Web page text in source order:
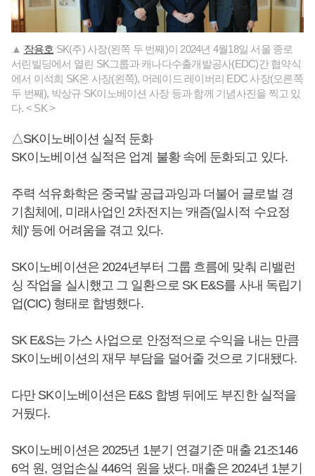
▲ 장용호 SK(주) 사장(왼쪽 두 번째)이 2024년 4월18일 서울 종로
서린빌딩에서 열린 SK그룹과 캐나다수출개발공사(EDC)간 협약식
에서 이석희 SK온 사장(왼쪽), 머레이드 레이버리 EDC 사장(오른쪽
두 번째), 박상규 SK이노베이션 사장 등과 함께 기념사진을 찍고 있
다. < SK >
△SK이노베이션 실적 둔화
SK이노베이션 실적은 업계 불황 속에 둔화되고 있다.
주력 석유화학은 중국발 공급과잉과 더불어 글로벌 경
기침체에, 미래사업인 2차전지는 '캐즘(일시적 수요정
체)' 등에 어려움을 겪고 있다.
SK이노베이션은 2024년부터 그룹 흐름에 맞춰 리밸런
싱 작업을 실시했고 그 일환으로 SK E&S를 사내 독립기
업(CIC) 형태로 합병했다.
SK E&S는 가스 사업으로 안정적으로 수익을 내는 만큼
SK이노베이션의 재무 부담을 덜어줄 것으로 기대됐다.
다만 SK이노베이션은 E&S 합병 뒤에도 부진한 실적을
거뒀다.
SK이노베이션은 2025년 1분기 연결기준 매출 21조146
6억 원, 영업손실 446억 원을 냈다. 매출은 2024년 1분기